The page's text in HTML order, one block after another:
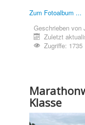
Zum Fotoalbum ...
Geschrieben von
Zuletzt
Zugriffe: 1735
Klasse